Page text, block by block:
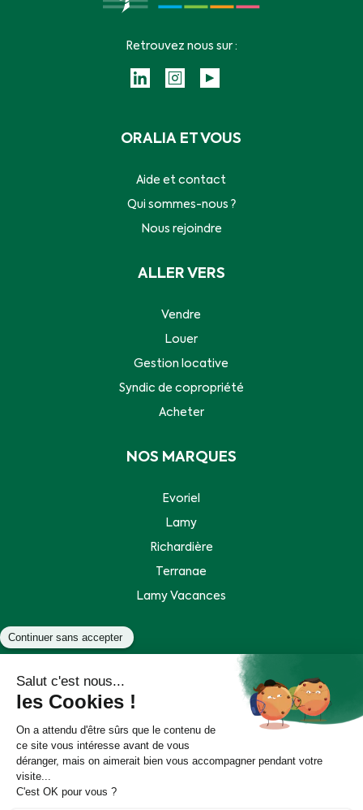
ORALIA ET VOUS
Aide et contact
Qui sommes-nous ?
Nous rejoindre
ALLER VERS
Vendre
Louer
Gestion locative
Syndic de copropriété
Acheter
NOS MARQUES
Evoriel
Lamy
Richardière
Terranae
Lamy Vacances
Retrouvez nous sur :
Politique de données personnelles